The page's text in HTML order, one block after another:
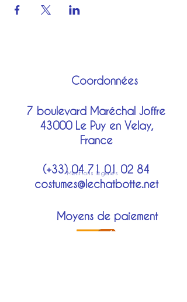
Mentions légales
Coordonnées
7 boulevard Maréchal Joffre
43000 Le Puy en Velay,
France
(+33)04 71 01 02 84
costumes@lechatbotte.net
Moyens de paiement